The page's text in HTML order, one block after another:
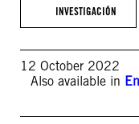
INVESTIGACIÓN
12 October 2022
Also available in